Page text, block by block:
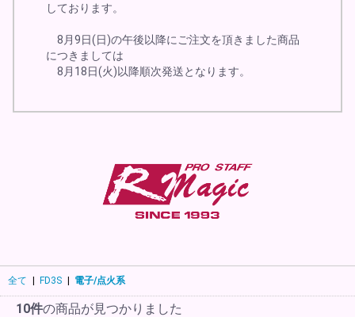
しております。
8月9日(日)の午後以降にご注文を頂きました商品
につきましては
8月18日(火)以降順次発送となります。
全て | FD3S | 電子/点火系
10件の商品が見つかりました